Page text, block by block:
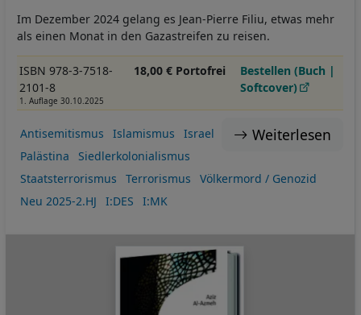
Im Dezember 2024 gelang es Jean-Pierre Filiu, etwas mehr
als einen Monat in den Gazastreifen zu reisen.
ISBN 978-3-7518-
2101-8
1. Auflage 30.10.2025
18,00 € Portofrei
Bestellen (Buch |
Softcover)
Weiterlesen
Antisemitismus Islamismus
Israel
Palästina
Siedlerkolonialismus
Staatsterrorismus
Terrorismus
Völkermord / Genozid
Neu 2025-2.HJ
I:DES I:MK